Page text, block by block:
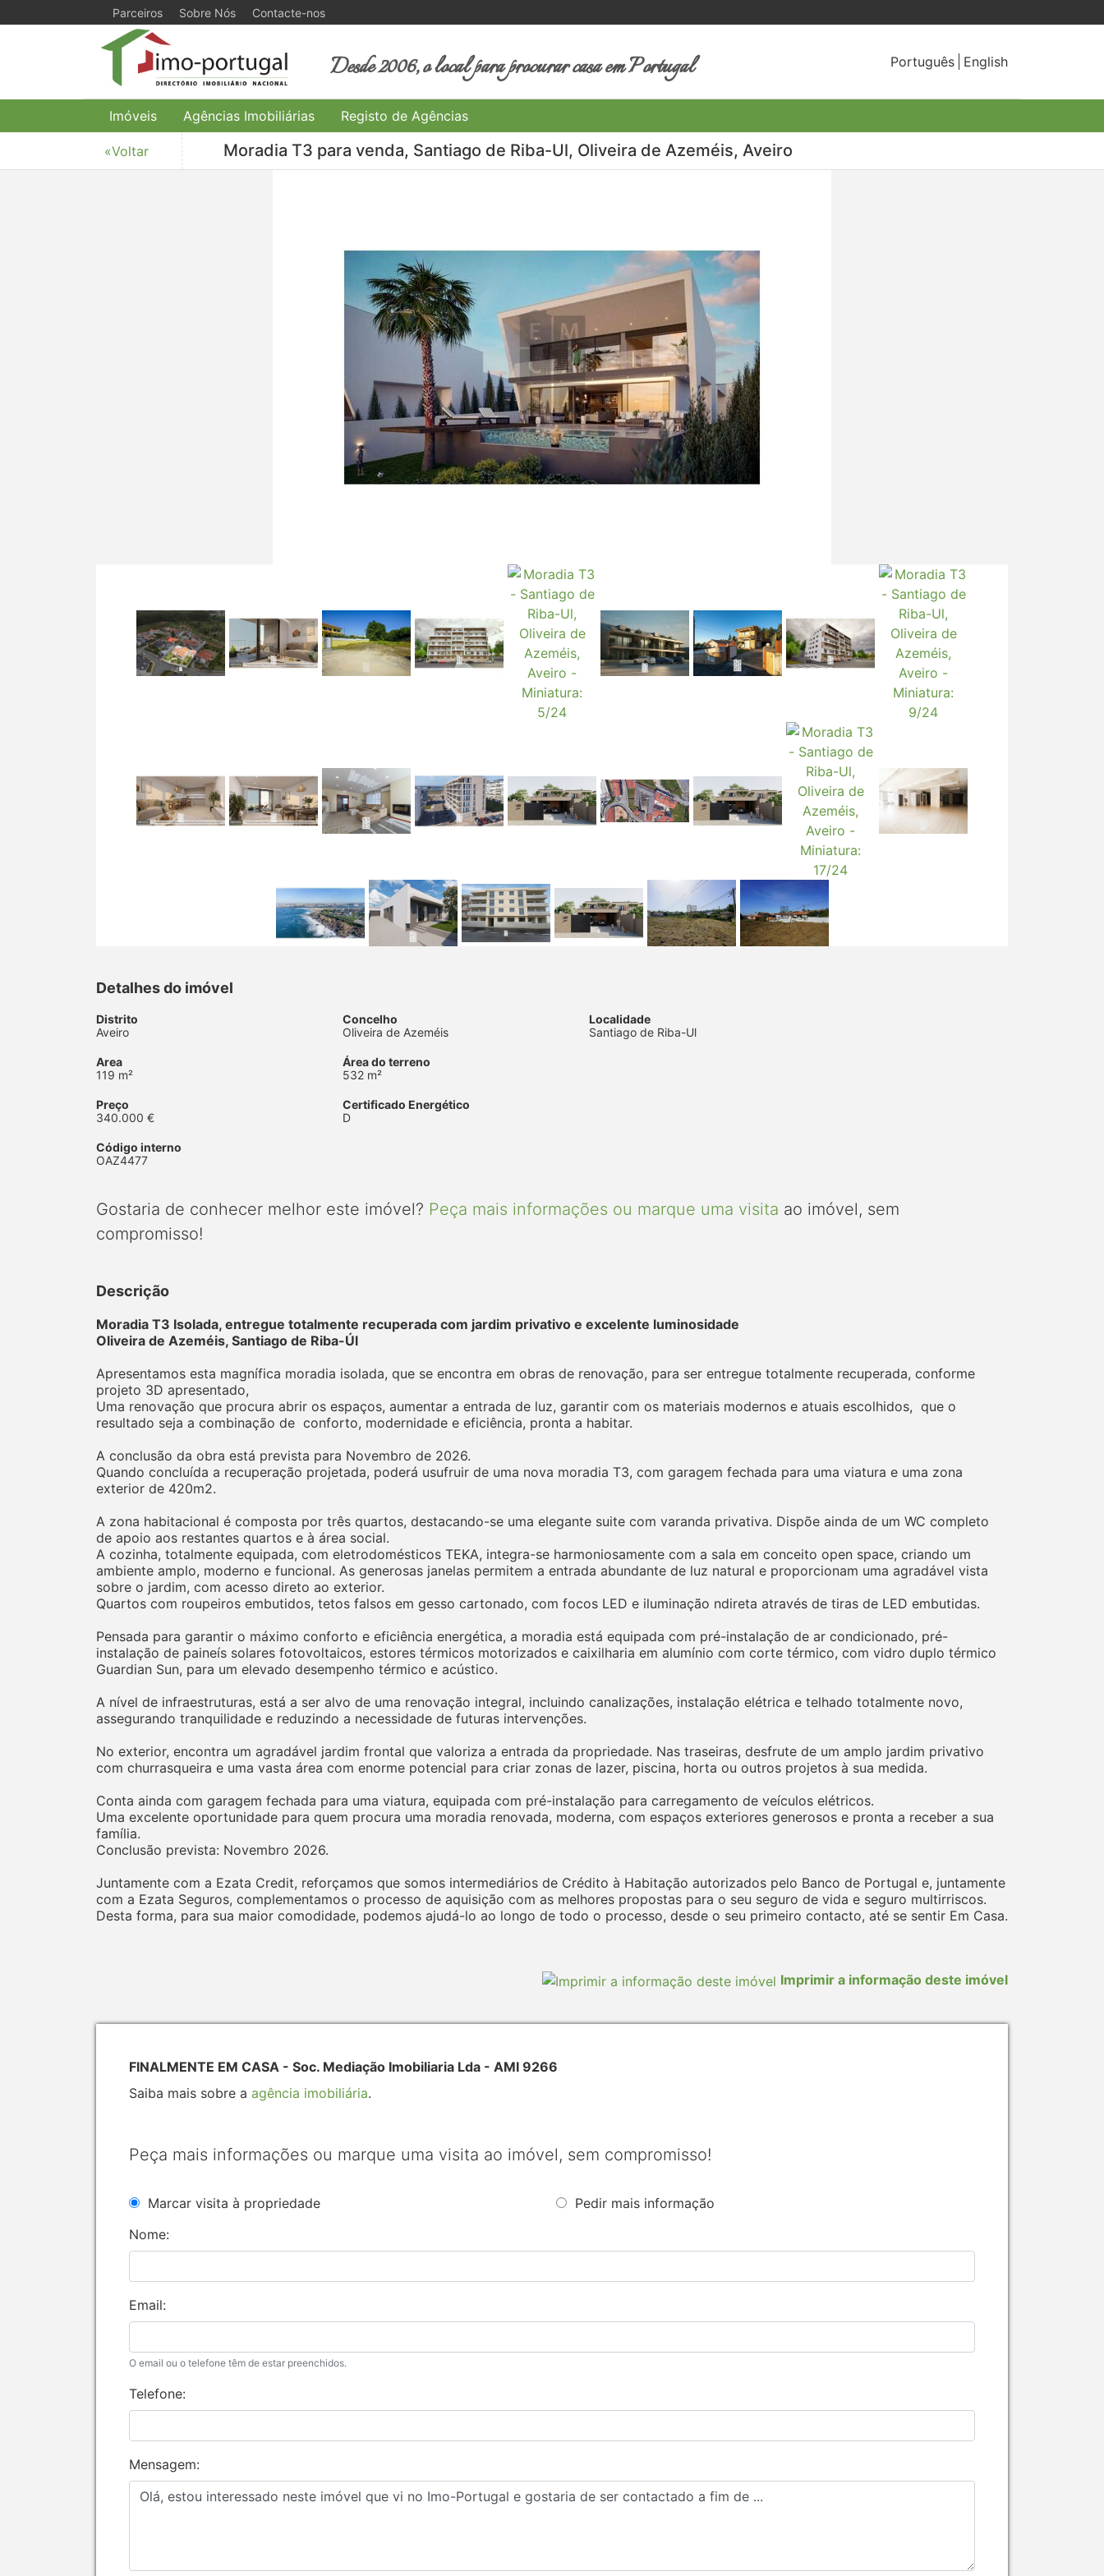
Parceiros Sobre Nós Contacte-nos
Desde 2006, o local para procurar casa em Portugal Português English
Imóveis Agências Imobiliárias Registo de Agências
«Voltar Moradia T3 para venda, Santiago de Riba-Ul, Oliveira de Azeméis, Aveiro
Detalhes do imóvel
Distrito
Aveiro
Concelho
Oliveira de Azeméis
Localidade
Santiago de Riba-Ul
Area
119 m²
Área do terreno
532 m²
Preço
340.000 €
Certificado Energético
D
Código interno
OAZ4477
Gostaria de conhecer melhor este imóvel? Peça mais informações ou marque uma visita ao imóvel, sem
compromisso!
Descrição
Moradia T3 Isolada, entregue totalmente recuperada com jardim privativo e excelente luminosidade
Oliveira de Azeméis, Santiago de Riba-Úl
Apresentamos esta magnífica moradia isolada, que se encontra em obras de renovação, para ser entregue totalmente recuperada, conforme
projeto 3D apresentado,
Uma renovação que procura abrir os espaços, aumentar a entrada de luz, garantir com os materiais modernos e atuais escolhidos, que o
resultado seja a combinação de conforto, modernidade e eficiência, pronta a habitar.
A conclusão da obra está prevista para Novembro de 2026.
Quando concluída a recuperação projetada, poderá usufruir de uma nova moradia T3, com garagem fechada para uma viatura e uma zona
exterior de 420m2.
A zona habitacional é composta por três quartos, destacando-se uma elegante suite com varanda privativa. Dispõe ainda de um WC completo
de apoio aos restantes quartos e à área social.
A cozinha, totalmente equipada, com eletrodomésticos TEKA, integra-se harmoniosamente com a sala em conceito open space, criando um
ambiente amplo, moderno e funcional. As generosas janelas permitem a entrada abundante de luz natural e proporcionam uma agradável vista
sobre o jardim, com acesso direto ao exterior.
Quartos com roupeiros embutidos, tetos falsos em gesso cartonado, com focos LED e iluminação ndireta através de tiras de LED embutidas.
Pensada para garantir o máximo conforto e eficiência energética, a moradia está equipada com pré-instalação de ar condicionado, pré-
instalação de paineís solares fotovoltaicos, estores térmicos motorizados e caixilharia em alumínio com corte térmico, com vidro duplo térmico
Guardian Sun, para um elevado desempenho térmico e acústico.
A nível de infraestruturas, está a ser alvo de uma renovação integral, incluindo canalizações, instalação elétrica e telhado totalmente novo,
assegurando tranquilidade e reduzindo a necessidade de futuras intervenções.
No exterior, encontra um agradável jardim frontal que valoriza a entrada da propriedade. Nas traseiras, desfrute de um amplo jardim privativo
com churrasqueira e uma vasta área com enorme potencial para criar zonas de lazer, piscina, horta ou outros projetos à sua medida.
Conta ainda com garagem fechada para uma viatura, equipada com pré-instalação para carregamento de veículos elétricos.
Uma excelente oportunidade para quem procura uma moradia renovada, moderna, com espaços exteriores generosos e pronta a receber a sua
família.
Conclusão prevista: Novembro 2026.
Juntamente com a Ezata Credit, reforçamos que somos intermediários de Crédito à Habitação autorizados pelo Banco de Portugal e, juntamente
com a Ezata Seguros, complementamos o processo de aquisição com as melhores propostas para o seu seguro de vida e seguro multirriscos.
Desta forma, para sua maior comodidade, podemos ajudá-lo ao longo de todo o processo, desde o seu primeiro contacto, até se sentir Em Casa.
Imprimir a informação deste imóvel
FINALMENTE EM CASA - Soc. Mediação Imobiliaria Lda - AMI 9266
Saiba mais sobre a agência imobiliária.
Peça mais informações ou marque uma visita ao imóvel, sem compromisso!
Marcar visita à propriedade
Pedir mais informação
Nome:
Email:
O email ou o telefone têm de estar preenchidos.
Telefone:
Mensagem: